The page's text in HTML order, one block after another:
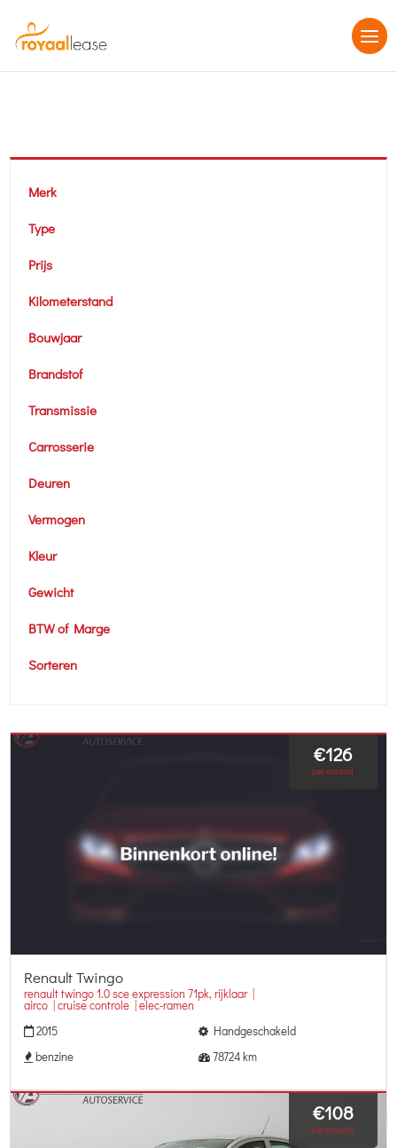
Merk
Type
Prijs
Kilometerstand
Bouwjaar
Brandstof
Transmissie
Carrosserie
Deuren
Vermogen
Kleur
Gewicht
BTW of Marge
Sorteren
€126
per maand
Renault Twingo
renault twingo 1.0 sce expression 71pk, rijklaar |
airco | cruise controle | elec-ramen
2015
Handgeschakeld
benzine
78724 km
€108
per maand